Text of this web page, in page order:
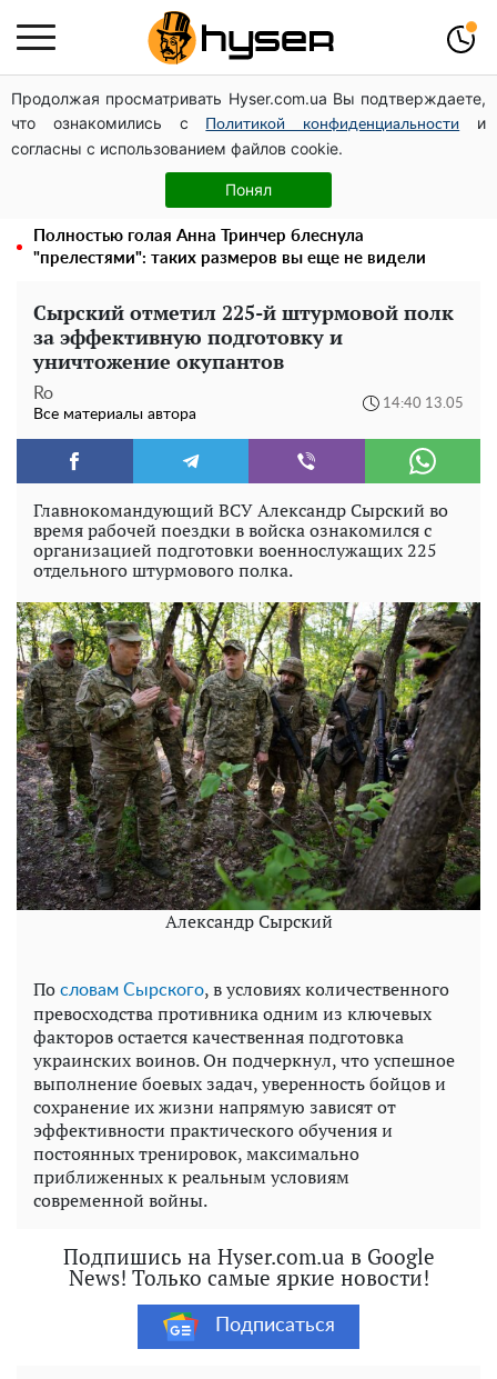
Продолжая просматривать Hyser.com.ua Вы подтверждаете,
что ознакомились с
Политикой конфиденциальности
и
согласны с использованием файлов cookie.
Понял
Дроны с наценкой: Александр Конотопский вывел
миллионы оборонного бюджета через фиктивную
фирму в Эстонии
Голая Елена Тополя в интересных позах заставила
отвисать челюсти: слив видео – было только началом
Полностью голая Анна Тринчер блеснула
"прелестями": таких размеров вы еще не видели
Сырский отметил 225-й штурмовой полк
за эффективную подготовку и
уничтожение окупантов
Ro
Все материалы автора
14:40 13.05
Главнокомандующий ВСУ Александр Сырский во
время рабочей поездки в войска ознакомился с
организацией подготовки военнослужащих 225
отдельного штурмового полка.
Александр Сырский
По словам Сырского, в условиях количественного
превосходства противника одним из ключевых
факторов остается качественная подготовка
украинских воинов. Он подчеркнул, что успешное
выполнение боевых задач, уверенность бойцов и
сохранение их жизни напрямую зависят от
эффективности практического обучения и
постоянных тренировок, максимально
приближенных к реальным условиям
современной войны.
Подпишись на Hyser.com.ua в Google
News! Только самые яркие новости!
Подписаться